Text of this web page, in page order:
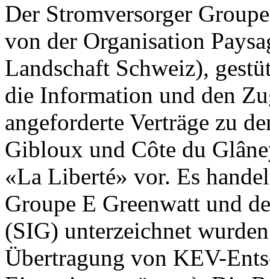
Der Stromversorger
von der Organisation
Landschaft Schweiz),
die Information und den
angeforderte Verträge zu
Gibloux und Côte du
«La Liberté» vor. Es
Groupe E Greenwatt und
(SIG) unterzeichnet
Übertragung von KEV-